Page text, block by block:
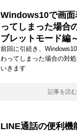
Windows10で画面
ってしまった場合
ブレットモード編
前回に引続き、
わってしまった場合の対
いきます
記事を読む
LINE通話の便利機